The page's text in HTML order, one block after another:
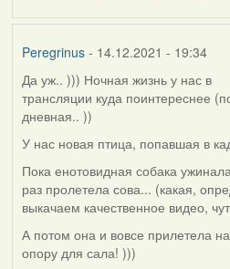
Peregrinus- 14.12.2021 - 19:34
Да уж.. ))) Ночная жизнь у нас в
трансляции куда поинтереснее
дневная.. ))
У нас новая птица, попавшая в
Пока енотовидная собака
раз пролетела сова... (какая,
выкачаем качественное видео,
А потом она и вовсе прилетела
опору для сала! )))